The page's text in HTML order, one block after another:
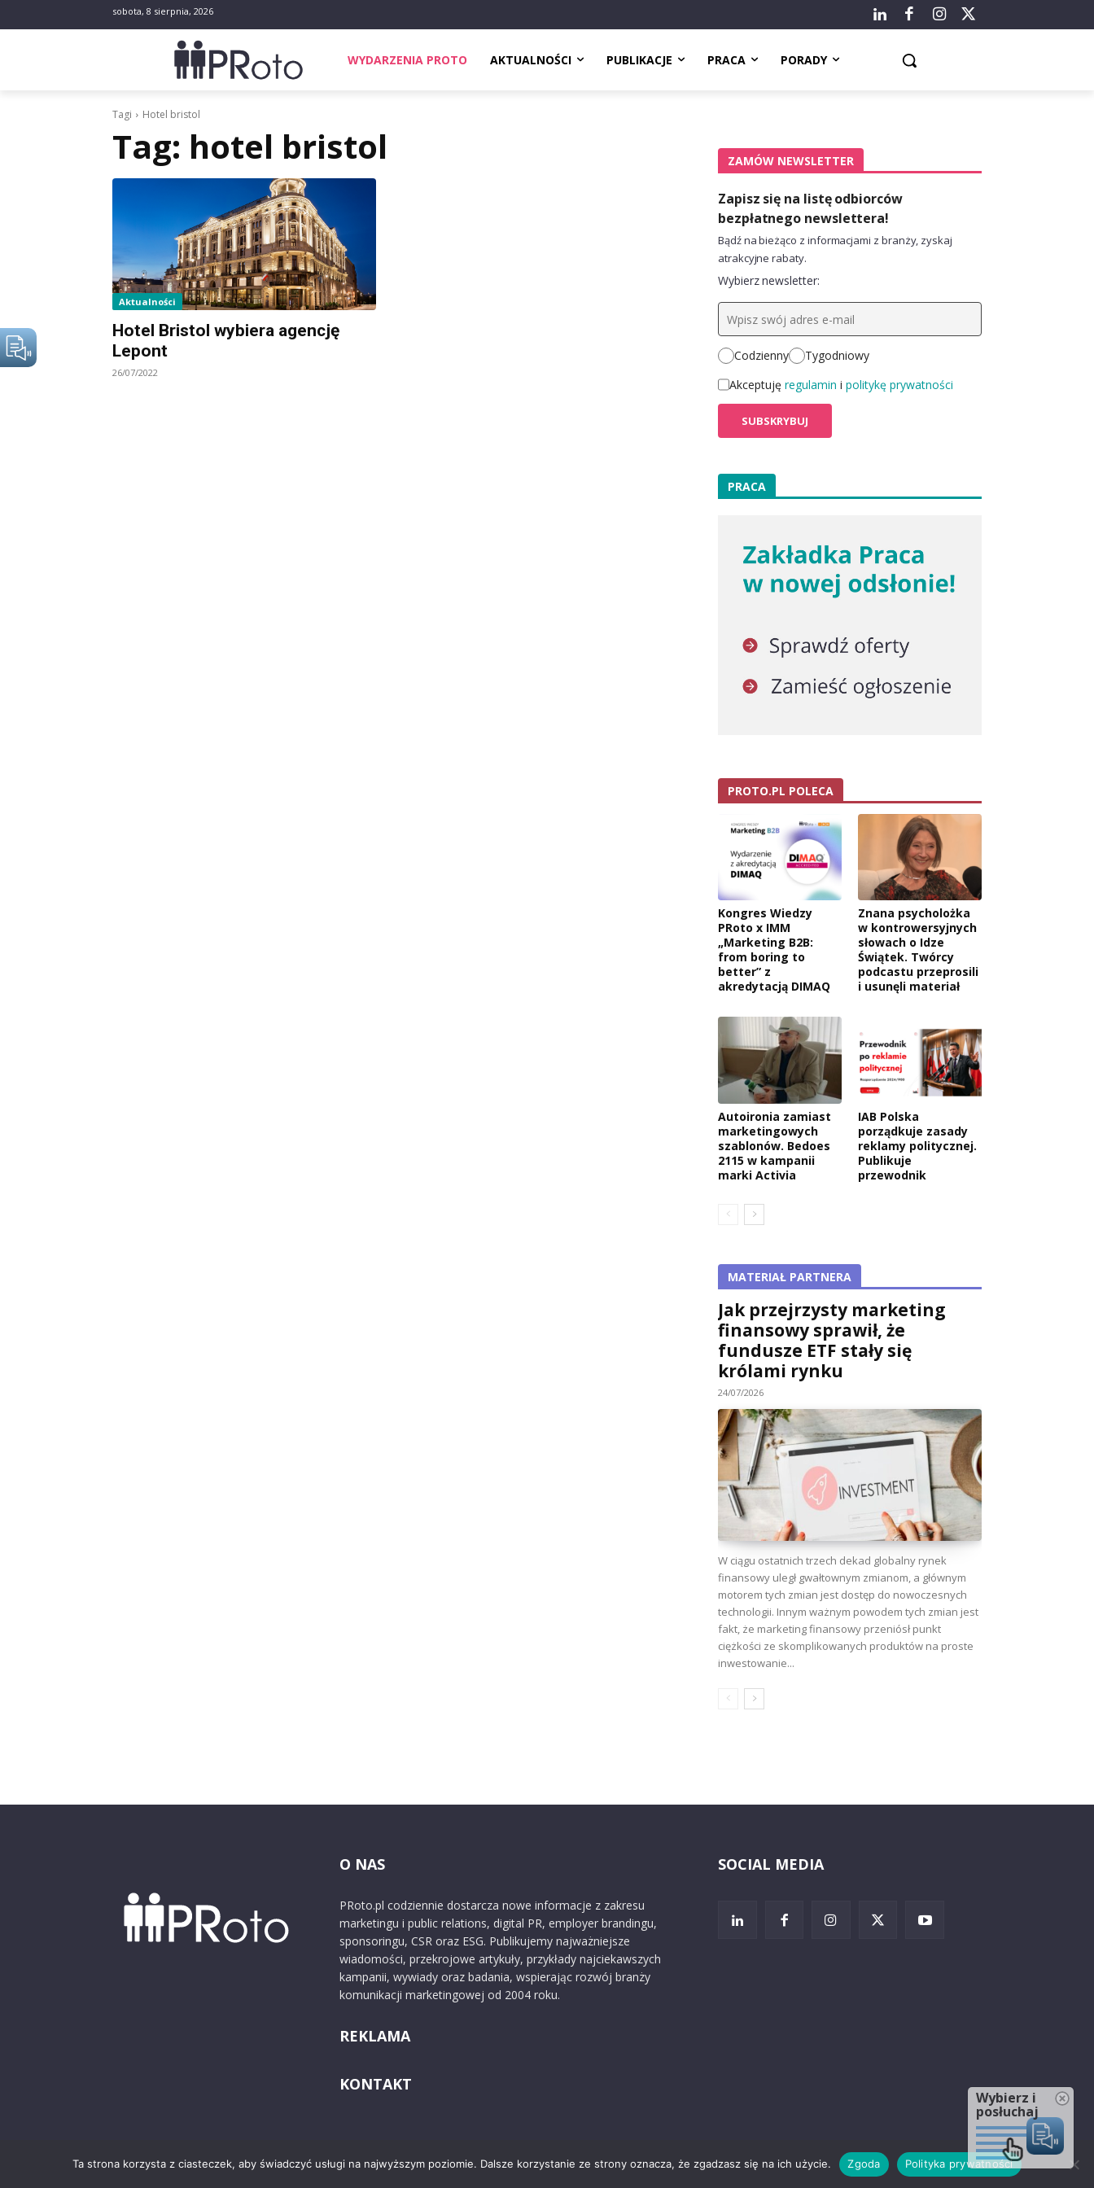
sobota, 8 sierpnia, 2026
WYDARZENIA PROTO AKTUALNOŚCI PUBLIKACJE PRACA PORADY
Tagi Hotel bristol
Tag: hotel bristol
Aktualności
Hotel Bristol wybiera agencję
Lepont
26/07/2022
ZAMÓW NEWSLETTER
Zapisz się na listę odbiorców
bezpłatnego newslettera!
Bądź na bieżąco z informacjami z branży, zyskaj
atrakcyjne rabaty.
Wybierz newsletter:
Codzienny
Tygodniowy
Akceptuję regulamin i politykę prywatności
PRACA
PROTO.PL POLECA
Kongres Wiedzy
PRoto x IMM
„Marketing B2B:
from boring to
better” z
akredytacją DIMAQ
Znana psycholożka
w kontrowersyjnych
słowach o Idze
Świątek. Twórcy
podcastu przeprosili
i usunęli materiał
Autoironia zamiast
marketingowych
szablonów. Bedoes
2115 w kampanii
marki Activia
IAB Polska
porządkuje zasady
reklamy politycznej.
Publikuje
przewodnik
MATERIAŁ PARTNERA
Jak przejrzysty marketing
finansowy sprawił, że
fundusze ETF stały się
królami rynku
24/07/2026
W ciągu ostatnich trzech dekad globalny rynek
finansowy uległ gwałtownym zmianom, a głównym
motorem tych zmian jest dostęp do nowoczesnych
technologii. Innym ważnym powodem tych zmian jest
fakt, że marketing finansowy przeniósł punkt
ciężkości ze skomplikowanych produktów na proste
inwestowanie...
O NAS
PRoto.pl codziennie dostarcza nowe informacje z zakresu
marketingu i public relations, digital PR, employer brandingu,
sponsoringu, CSR oraz ESG. Publikujemy najważniejsze
wiadomości, przekrojowe artykuły, przykłady najciekawszych
kampanii, wywiady oraz badania, wspierając rozwój branży
komunikacji marketingowej od 2004 roku.
REKLAMA
KONTAKT
SOCIAL MEDIA
© 2024 PRoto.pl O nas Reklama Zastrzeżenia prawne
Ta strona korzysta z ciasteczek, aby świadczyć usługi na najwyższym poziomie. Dalsze korzystanie ze strony oznacza, że zgadzasz się na ich użycie. Zgoda Polityka prywatności
Wybierz i
posłuchaj